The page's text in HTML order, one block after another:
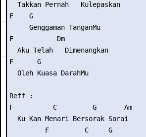
  Takkan Pernah   Kulepaskan
F    G
     Genggaman TanganMu
F           Dm
  Aku Telah   Dimenangkan
F      G
  Oleh Kuasa DarahMu
Reff :
F          C         G       Am
  Ku Kan Menari Bersorak Sorai
         F         C     G